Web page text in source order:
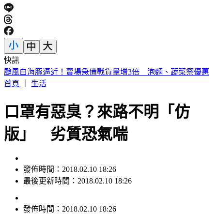
快訊
翁曉玲堅持刪凍政院預算 韓國瑜凍未條勸：再想一下
首頁
生活
口罩有惡臭？來路不明「仿
版」 劣質恐氣喘
發佈時間：2018.02.10 18:26
最後更新時間：2018.02.10 18:26
發佈時間： 2018.02.10 18:26